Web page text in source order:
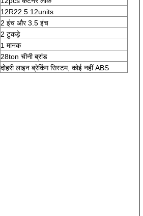
12R22.5 12units
2 इंच और 3.5 इंच
2 टुकड़े
1 मानक
28ton चीनी ब्रांड
दोहरी लाइन ब्रेकिंग सिस्टम, कोई नहीं ABS